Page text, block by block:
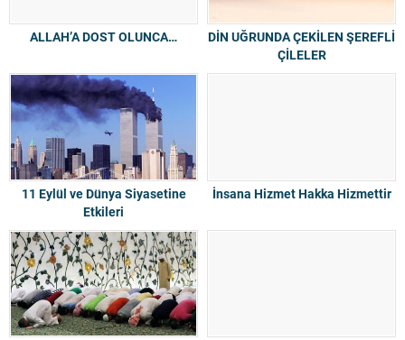
ALLAH’A DOST OLUNCA…
DİN UĞRUNDA ÇEKİLEN ŞEREFLİ
ÇİLELER
11 Eylül ve Dünya Siyasetine
Etkileri
İnsana Hizmet Hakka Hizmettir